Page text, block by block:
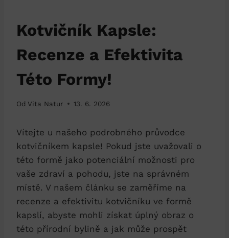
Kotvičník Kapsle:
Recenze a Efektivita
Této Formy!
Od Vita Natur 13. 6. 2026
Vítejte u našeho podrobného průvodce
kotvičníkem kapsle! Pokud jste uvažovali o
této formě jako potenciální možnosti pro
vaše zdraví a pohodu, jste na správném
místě. V našem článku se zaměříme na
recenze a efektivitu kotvičníku ve formě
kapslí, abyste mohli získat úplný obraz o
této přírodní bylině a jak může prospět